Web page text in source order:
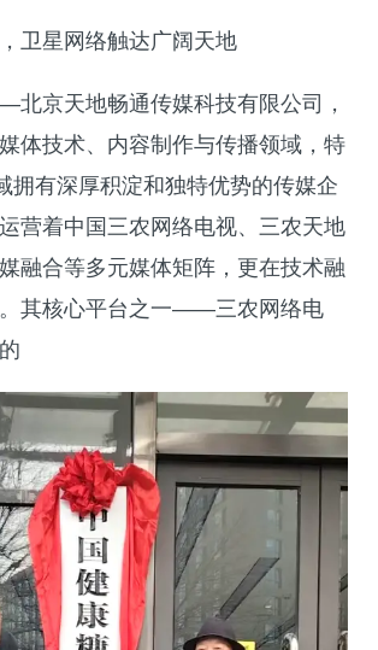
卫星网络触达广阔天地
京天地畅通传媒科技有限公司，
体技术、内容制作与传播领域，特
拥有深厚积淀和独特优势的传媒企
营着中国三农网络电视、三农天地
融合等多元媒体矩阵，更在技术融
其核心平台之一——三农网络电